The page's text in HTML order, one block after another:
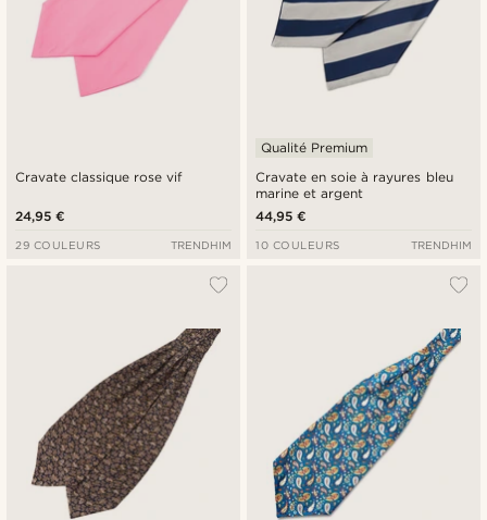
Cravate classique rose vif
24,95 €
29 COULEURS TRENDHIM
Cravate en soie à rayures bleu
marine et argent
Qualité Premium
44,95 €
10 COULEURS TRENDHIM